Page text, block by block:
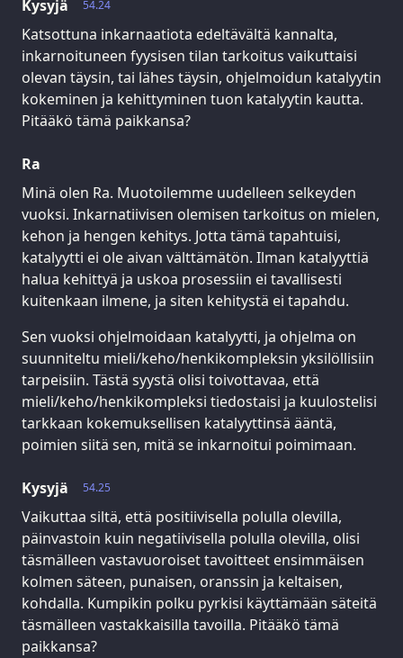
54.24
Kysyjä
Katsottuna inkarnaatiota edeltävältä kannalta,
inkarnoituneen fyysisen tilan tarkoitus vaikuttaisi
olevan täysin, tai lähes täysin, ohjelmoidun katalyytin
kokeminen ja kehittyminen tuon katalyytin kautta.
Pitääkö tämä paikkansa?
Ra
Minä olen Ra. Muotoilemme uudelleen selkeyden
vuoksi. Inkarnatiivisen olemisen tarkoitus on mielen,
kehon ja hengen kehitys. Jotta tämä tapahtuisi,
katalyytti ei ole aivan välttämätön. Ilman katalyyttiä
halua kehittyä ja uskoa prosessiin ei tavallisesti
kuitenkaan ilmene, ja siten kehitystä ei tapahdu.
Sen vuoksi ohjelmoidaan katalyytti, ja ohjelma on
suunniteltu mieli/keho/henkikompleksin yksilöllisiin
tarpeisiin. Tästä syystä olisi toivottavaa, että
mieli/keho/henkikompleksi tiedostaisi ja kuulostelisi
tarkkaan kokemuksellisen katalyyttinsä ääntä,
poimien siitä sen, mitä se inkarnoitui poimimaan.
54.25
Kysyjä
Vaikuttaa siltä, että positiivisella polulla olevilla,
päinvastoin kuin negatiivisella polulla olevilla, olisi
täsmälleen vastavuoroiset tavoitteet ensimmäisen
kolmen säteen, punaisen, oranssin ja keltaisen,
kohdalla. Kumpikin polku pyrkisi käyttämään säteitä
täsmälleen vastakkaisilla tavoilla. Pitääkö tämä
paikkansa?